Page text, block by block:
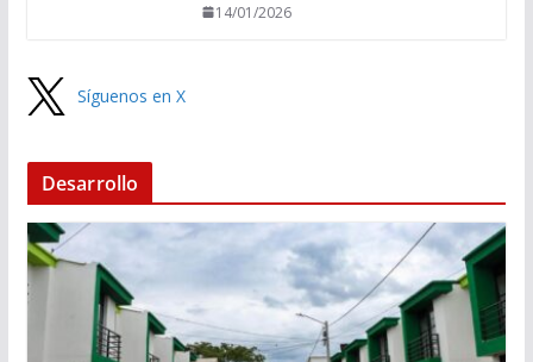
14/01/2026
Síguenos en X
Desarrollo